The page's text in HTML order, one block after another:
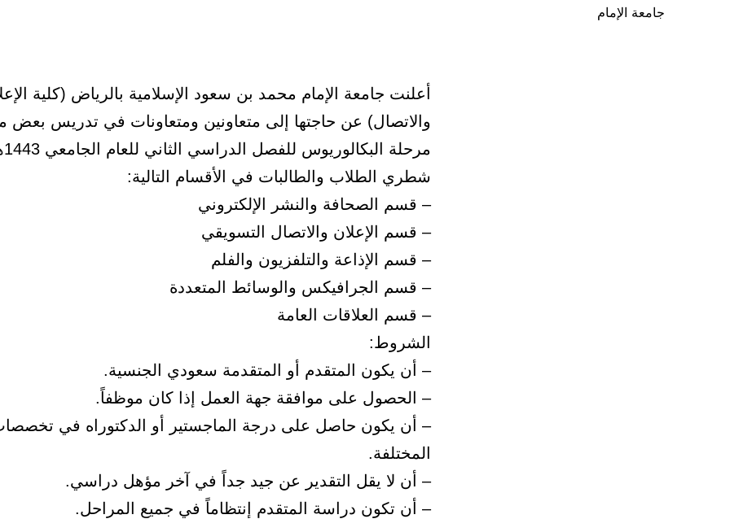
جامعة الإمام
أعلنت جامعة الإمام محمد بن سعود الإسلامية بالرياض (كلية
والاتصال) عن حاجتها إلى متعاونين ومتعاونات في تدريس بعض
شطري الطلاب والطالبات في الأقسام التالية:
– قسم الصحافة والنشر الإلكتروني
– قسم الإعلان والاتصال التسويقي
– قسم الإذاعة والتلفزيون والفلم
– قسم الجرافيكس والوسائط المتعددة
– قسم العلاقات العامة
الشروط:
– أن يكون المتقدم أو المتقدمة سعودي الجنسية.
– الحصول على موافقة جهة العمل إذا كان موظفاً.
– أن يكون حاصل على درجة الماجستير أو الدكتوراه في تخصصات
المختلفة.
– أن لا يقل التقدير عن جيد جداً في آخر مؤهل دراسي.
– أن تكون دراسة المتقدم إنتظاماً في جميع المراحل.